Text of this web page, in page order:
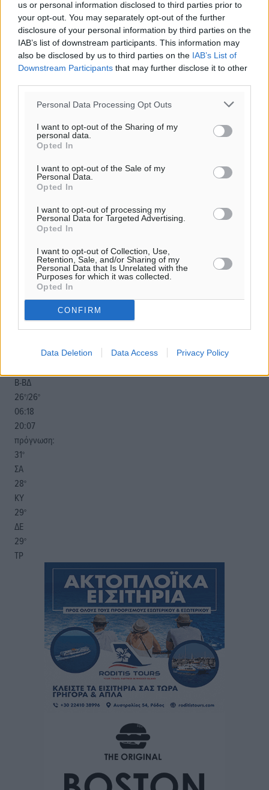
us or personal information disclosed to third parties prior to
your opt-out. You may separately opt-out of the further
disclosure of your personal information by third parties on the
IAB’s list of downstream participants. This information may
also be disclosed by us to third parties on the IAB’s List of
Downstream Participants that may further disclose it to other
Personal Data Processing Opt Outs
I want to opt-out of the Sharing of my
personal data.
Opted In
I want to opt-out of the Sale of my
Personal Data.
Opted In
I want to opt-out of processing my
Personal Data for Targeted Advertising.
Opted In
I want to opt-out of Collection, Use,
Retention, Sale, and/or Sharing of my
Personal Data that Is Unrelated with the
Purposes for which it was collected.
Opted In
CONFIRM
Data Deletion Data Access Privacy Policy
Υπενθύμιση:
Για την μερική αναπαραγωγή της είδησης από άλλες
παρεχόμενου συνδέσμου παραπομπής προς το άρθρο
της Δημοκρατικής.
o καιρός τώρα:
°
Β-ΒΔ
26°/26°
06:18
20:07
πρόγνωση:
31°
ΣΑ
28°
ΚΥ
29°
ΔΕ
29°
ΤΡ